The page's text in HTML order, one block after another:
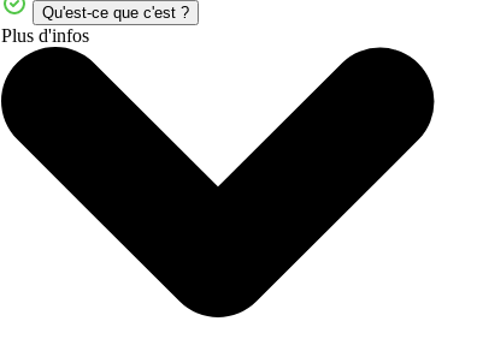
Qu'est-ce que c'est ?
Plus d'infos